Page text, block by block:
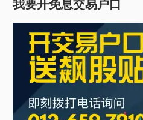
我要开免息交易户口